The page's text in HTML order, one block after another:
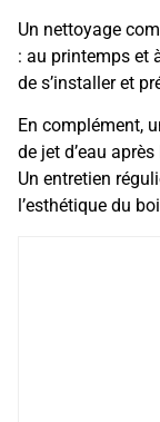
Un nettoyage
: au printemps et
de s’installer et
En complément,
de jet d’eau
Un entretien
l’esthétique du